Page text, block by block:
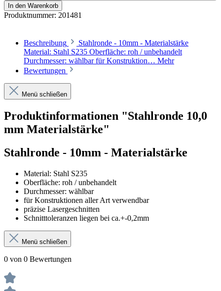
In den Warenkorb
Produktnummer: 201481
Beschreibung
Stahlronde - 10mm - Materialstärke
Material: Stahl S235 Oberfläche: roh / unbehandelt
Durchmesser: wählbar für Konstruktion… Mehr
Bewertungen
Menü schließen
Produktinformationen "Stahlronde 10,0
mm Materialstärke"
Stahlronde - 10mm - Materialstärke
Material: Stahl S235
Oberfläche: roh / unbehandelt
Durchmesser: wählbar
für Konstruktionen aller Art verwendbar
präzise Lasergeschnitten
Schnitttoleranzen liegen bei ca.+-0,2mm
Menü schließen
0 von 0 Bewertungen